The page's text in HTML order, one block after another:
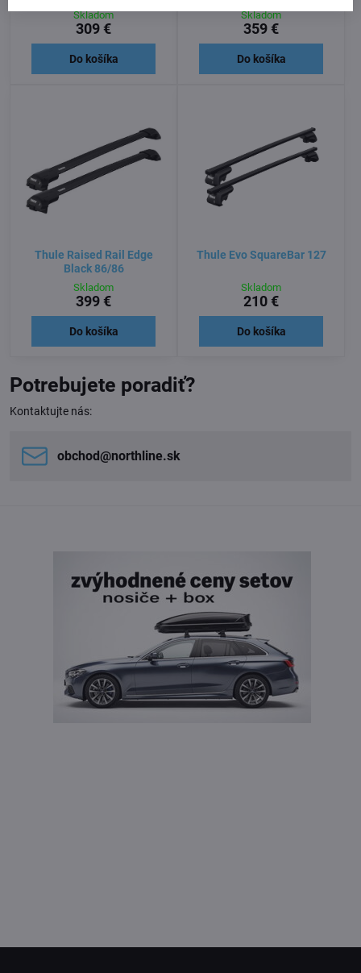
Skladom
309 €
Do košíka
Skladom
359 €
Do košíka
Thule Raised Rail Edge
Black 86/86
Skladom
399 €
Do košíka
Thule Evo SquareBar 127
Skladom
210 €
Do košíka
Potrebujete poradiť?
Kontaktujte nás:
obchod​@northline​.sk